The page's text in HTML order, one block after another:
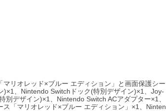
リオレッド×ブルー エディション」と画面保護シー
)×1、Nintendo Switchドック(特別デザイン)×1、Joy-
デザイン)×1、Nintendo Switch ACアダプター×1、
「マリオレッド×ブルー エディション」×1、Ninten